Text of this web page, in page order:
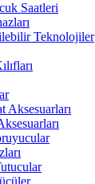
Saatleri
Teknolojiler
Aksesuarları